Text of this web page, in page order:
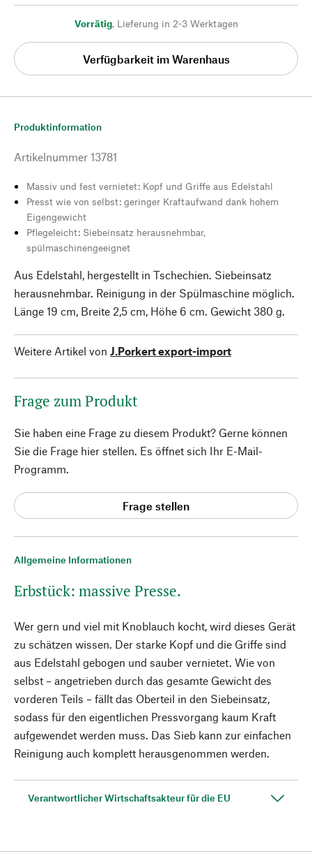
Vorrätig, Lieferung in 2-3 Werktagen
Verfügbarkeit im Warenhaus
Allgemeine Informationen
Erbstück: massive Presse.
Wer gern und viel mit Knoblauch kocht, wird dieses Gerät
zu schätzen wissen. Der starke Kopf und die Griffe sind
aus Edelstahl gebogen und sauber vernietet. Wie von
selbst – angetrieben durch das gesamte Gewicht des
vorderen Teils – fällt das Oberteil in den Siebeinsatz,
sodass für den eigentlichen Pressvorgang kaum Kraft
aufgewendet werden muss. Das Sieb kann zur einfachen
Reinigung auch komplett herausgenommen werden.
Verantwortlicher Wirtschaftsakteur für die EU
Produktinformation
Artikelnummer 13781
Massiv und fest vernietet: Kopf und Griffe aus Edelstahl
Presst wie von selbst: geringer Kraftaufwand dank hohem
Eigengewicht
Pflegeleicht: Siebeinsatz herausnehmbar,
spülmaschinengeeignet
Aus Edelstahl, hergestellt in Tschechien. Siebeinsatz
herausnehmbar. Reinigung in der Spülmaschine möglich.
Länge 19 cm, Breite 2,5 cm, Höhe 6 cm. Gewicht 380 g.
Weitere Artikel von J.Porkert export-import
Frage zum Produkt
Sie haben eine Frage zu diesem Produkt? Gerne können
Sie die Frage hier stellen. Es öffnet sich Ihr E-Mail-
Programm.
Frage stellen